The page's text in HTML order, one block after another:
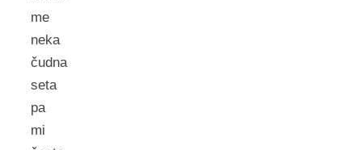
me
neka
čudna
seta
pa
mi